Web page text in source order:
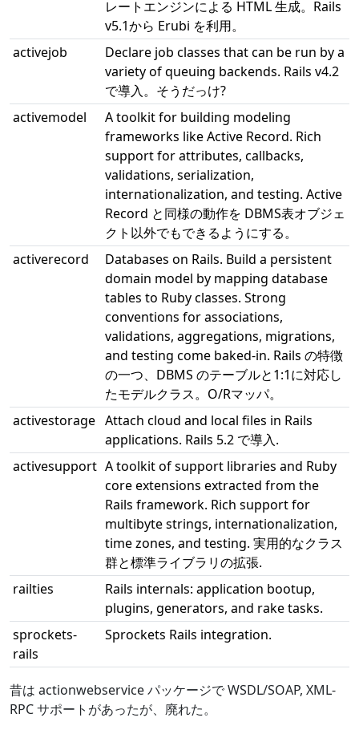
レートエンジンによる HTML 生成。Rails
v5.1から Erubi を利用。
activejob
Declare job classes that can be run by a
variety of queuing backends. Rails v4.2
で導入。そうだっけ?
activemodel
A toolkit for building modeling
frameworks like Active Record. Rich
support for attributes, callbacks,
validations, serialization,
internationalization, and testing. Active
Record と同様の動作を DBMS表オブジェ
クト以外でもできるようにする。
activerecord
Databases on Rails. Build a persistent
domain model by mapping database
tables to Ruby classes. Strong
conventions for associations,
validations, aggregations, migrations,
and testing come baked-in. Rails の特徴
の一つ、DBMS のテーブルと1:1に対応し
たモデルクラス。O/Rマッパ。
activestorage Attach cloud and local files in Rails
applications. Rails 5.2 で導入.
activesupport A toolkit of support libraries and Ruby
core extensions extracted from the
Rails framework. Rich support for
multibyte strings, internationalization,
time zones, and testing. 実用的なクラス
群と標準ライブラリの拡張.
railties
Rails internals: application bootup,
plugins, generators, and rake tasks.
sprockets-
rails
Sprockets Rails integration.
昔は actionwebservice パッケージで WSDL/SOAP, XML-
RPC サポートがあったが、廃れた。